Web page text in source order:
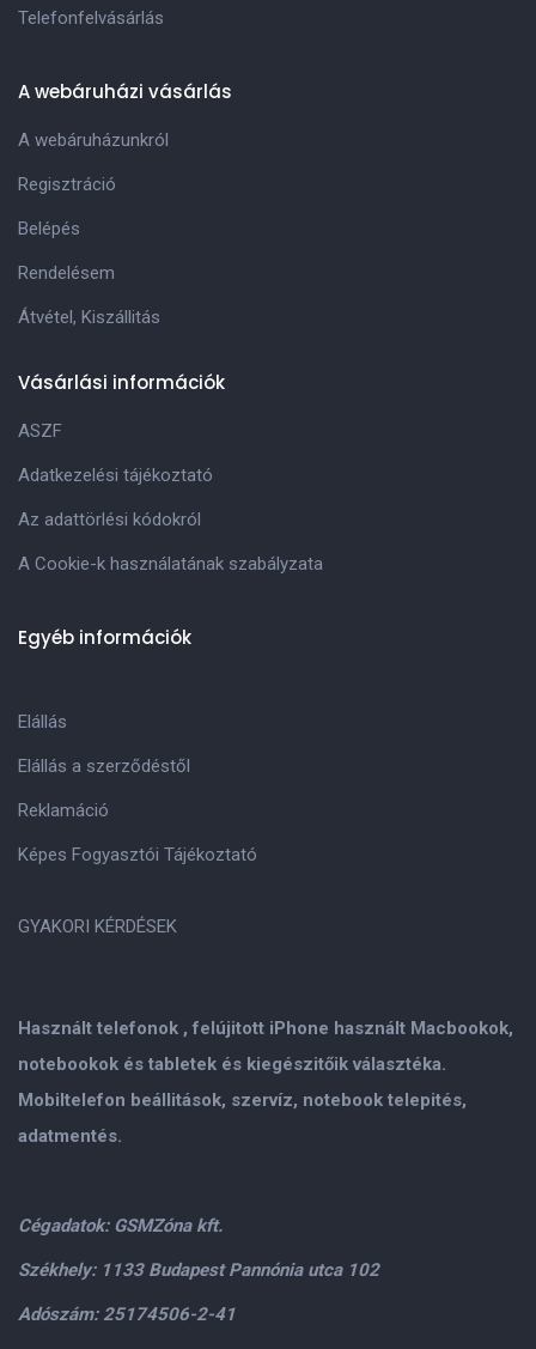
Használt telefonok , felújitott iPhone használt Macbookok,
notebookok és tabletek és kiegészitőik választéka.
Mobiltelefon beállitások, szervíz, notebook telepités,
adatmentés.
Cégadatok: GSMZóna kft.
Székhely: 1133 Budapest Pannónia utca 102
Adószám: 25174506-2-41
Telefonfelvásárlás
A webáruházi vásárlás
A webáruházunkról
Regisztráció
Belépés
Rendelésem
Átvétel, Kiszállitás
Vásárlási információk
ASZF
Adatkezelési tájékoztató
Az adattörlési kódokról
A Cookie-k használatának szabályzata
Egyéb információk
Elállás
Elállás a szerződéstől
Reklamáció
Képes Fogyasztói Tájékoztató
GYAKORI KÉRDÉSEK